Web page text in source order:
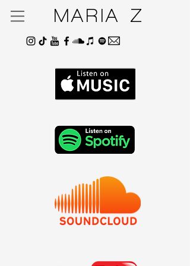
MARIA Z